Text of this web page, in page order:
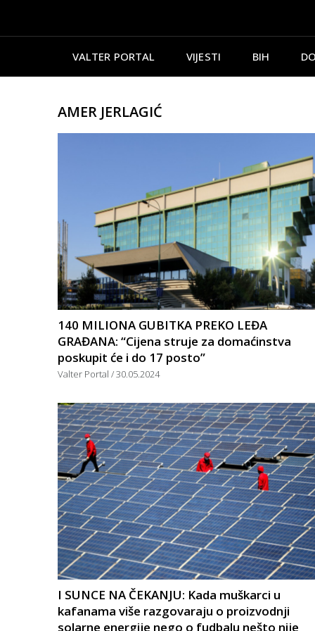
VALTER PORTAL VIJESTI BIH
AMER JERLAGIĆ
140 MILIONA GUBITKA PREKO LEĐA
GRAĐANA: “Cijena struje za domaćinstva
poskupit će i do 17 posto”
Valter Portal 30.05.2024
I SUNCE NA ČEKANJU: Kada muškarci u
kafanama više razgovaraju o proizvodnji
solarne energije nego o fudbalu nešto nije